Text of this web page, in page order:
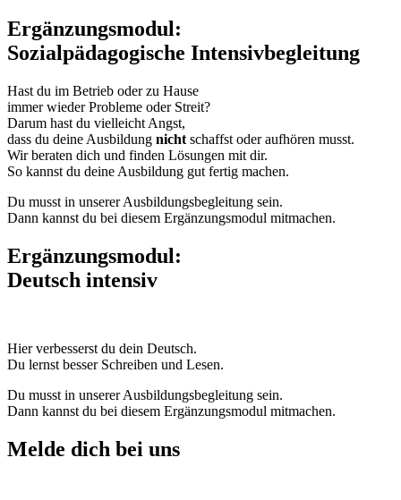
Ergänzungsmodul:
Sozialpädagogische Intensivbegleitung
Hast du im Betrieb oder zu Hause
immer wieder Probleme oder Streit?
Darum hast du vielleicht Angst,
dass du deine Ausbildung nicht schaffst oder aufhören musst.
Wir beraten dich und finden Lösungen mit dir.
So kannst du deine Ausbildung gut fertig machen.
Du musst in unserer Ausbildungsbegleitung sein.
Dann kannst du bei diesem Ergänzungsmodul mitmachen.
Ergänzungsmodul:
Deutsch intensiv
Hier verbesserst du dein Deutsch.
Du lernst besser Schreiben und Lesen.
Du musst in unserer Ausbildungsbegleitung sein.
Dann kannst du bei diesem Ergänzungsmodul mitmachen.
Melde dich bei uns